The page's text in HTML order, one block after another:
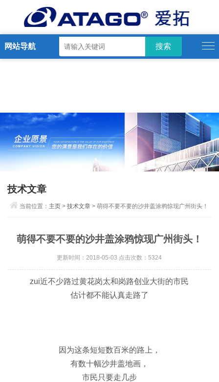
网站导航
技术文章
当前位置： 主页 >技术文章 > 萌得不要不要的沙井盖涂鸦惊现广州街头！
萌得不要不要的沙井盖涂鸦惊现广州街头！
更新时间：2018-05-03 点击次数：5324
zui近不少路过黄花岗太和岗路创业大街的市民
估计都不能认真走路了
因为这条短短数百米的路上，
有数十幅沙井盖地画，
市民只要走几步